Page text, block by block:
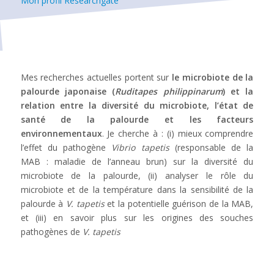
Mes recherches actuelles portent sur le microbiote de la
palourde japonaise (Ruditapes philippinarum) et la
relation entre la diversité du microbiote, l’état de
santé de la palourde et les facteurs
environnementaux. Je cherche à : (i) mieux comprendre
l’effet du pathogène Vibrio tapetis(responsable de la
MAB : maladie de l’anneau brun) sur la diversité du
microbiote de la palourde, (ii) analyser le rôle du
microbiote et de la température dans la sensibilité de la
palourde à V. tapetiset la potentielle guérison de la MAB,
et (iii) en savoir plus sur les origines des souches
pathogènes de V. tapetis